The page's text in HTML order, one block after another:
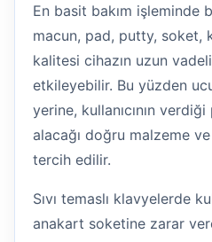
En basit bakım işleminde
macun, pad, putty, soket,
kalitesi cihazın uzun
etkileyebilir. Bu yüzden
yerine, kullanıcının verdiği
alacağı doğru malzeme
tercih edilir.
Sıvı temaslı klavyelerde
anakart soketine zarar